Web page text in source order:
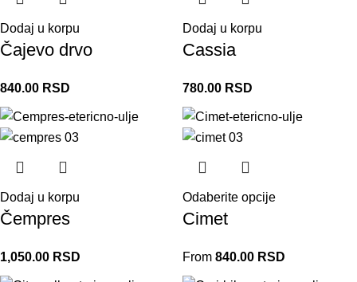
Dodaj u korpu
Čajevo drvo
840.00 RSD
Dodaj u korpu
Cassia
780.00 RSD
Dodaj u korpu
Čempres
1,050.00 RSD
Odaberite opcije
Cimet
From 840.00 RSD